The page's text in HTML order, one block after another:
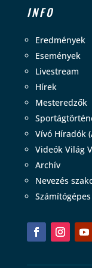
INFO
Eredmények
Események
Livestream
Hírek
Mesteredzők
Vívó Híradók
Videók Világ
Archív
Nevezés